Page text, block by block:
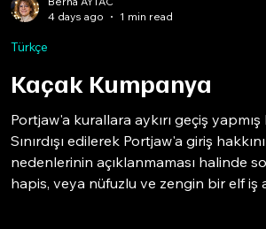
Kaçak Kumpanya
Portjaw'a kurallara aykırı geçiş
Sınırdışı edilerek Portjaw'a giriş
nedenlerinin açıklanmaması halinde
hapis, veya nüfuzlu ve zengin bir elf iş
Türkçe
4 days ago
1 min read